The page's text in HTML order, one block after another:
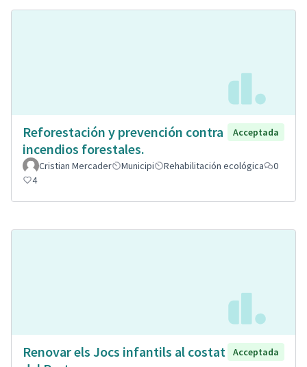
Reforestación y prevención contra
incendios forestales.
Acceptada
Cristian Mercader Municipi Rehabilitación ecológica
0
4
Renovar els Jocs infantils al costat
Acceptada